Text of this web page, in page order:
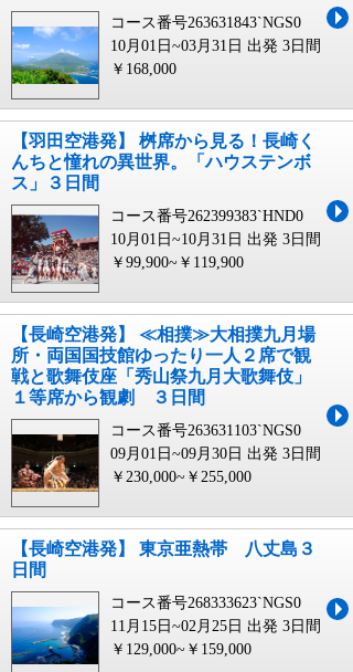
コース番号263631843`NGS0
10月01日~03月31日 出発 3日間
￥168,000
【羽田空港発】 桝席から見る！長崎く
んちと憧れの異世界。「ハウステンボ
ス」３日間
コース番号262399383`HND0
10月01日~10月31日 出発 3日間
￥99,900~￥119,900
【長崎空港発】 ≪相撲≫大相撲九月場
所・両国国技館ゆったり一人２席で観
戦と歌舞伎座「秀山祭九月大歌舞伎」
１等席から観劇 ３日間
コース番号263631103`NGS0
09月01日~09月30日 出発 3日間
￥230,000~￥255,000
【長崎空港発】 東京亜熱帯 八丈島３
日間
コース番号268333623`NGS0
11月15日~02月25日 出発 3日間
￥129,000~￥159,000